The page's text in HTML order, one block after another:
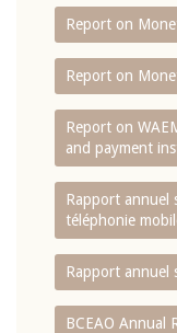
Report on
Report on
Report on
and payment
Rapport annuel
téléphonie
Rapport annuel
BCEAO Annual